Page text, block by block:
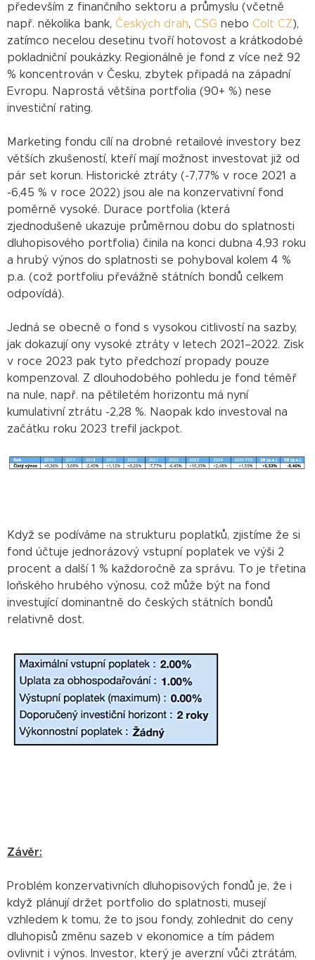
především z finančního sektoru a průmyslu (včetně
např. několika bank, Českých drah, CSG nebo Colt CZ),
zatímco necelou desetinu tvoří hotovost a krátkodobé
pokladniční poukázky. Regionálně je fond z více než 92
% koncentrován v Česku, zbytek připadá na západní
Evropu. Naprostá většina portfolia (90+ %) nese
investiční rating.
Marketing fondu cílí na drobné retailové investory bez
větších zkušeností, kteří mají možnost investovat již od
pár set korun. Historické ztráty (-7,77% v roce 2021 a
-6,45 % v roce 2022) jsou ale na konzervativní fond
poměrně vysoké. Durace portfolia (která
zjednodušeně ukazuje průměrnou dobu do splatnosti
dluhopisového portfolia) činila na konci dubna 4,93 roku
a hrubý výnos do splatnosti se pohyboval kolem 4 %
p.a. (což portfoliu převážně státních bondů celkem
odpovídá).
Jedná se obecně o fond s vysokou citlivostí na sazby,
jak dokazují ony vysoké ztráty v letech 2021–2022. Zisk
v roce 2023 pak tyto předchozí propady pouze
kompenzoval. Z dlouhodobého pohledu je fond téměř
na nule, např. na pětiletém horizontu má nyní
kumulativní ztrátu -2,28 %. Naopak kdo investoval na
začátku roku 2023 trefil jackpot.
Když se podíváme na strukturu poplatků, zjistíme že si
fond účtuje jednorázový vstupní poplatek ve výši 2
procent a další 1 % každoročně za správu. To je třetina
loňského hrubého výnosu, což může být na fond
investující dominantně do českých státních bondů
relativně dost.
Závěr:
Problém konzervativních dluhopisových fondů je, že i
když plánují držet portfolio do splatnosti, musejí
vzhledem k tomu, že to jsou fondy, zohlednit do ceny
dluhopisů změnu sazeb v ekonomice a tím pádem
ovlivnit i výnos. Investor, který je averzní vůči ztrátám,